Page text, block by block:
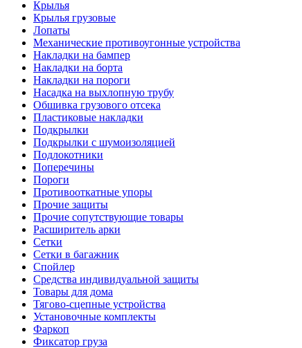
Крылья
Крылья грузовые
Лопаты
Механические противоугонные устройства
Накладки на бампер
Накладки на борта
Накладки на пороги
Насадка на выхлопную трубу
Обшивка грузового отсека
Пластиковые накладки
Подкрылки
Подкрылки с шумоизоляцией
Подлокотники
Поперечины
Пороги
Противооткатные упоры
Прочие защиты
Прочие сопутствующие товары
Расширитель арки
Сетки
Сетки в багажник
Спойлер
Средства индивидуальной защиты
Товары для дома
Тягово-сцепные устройства
Установочные комплекты
Фаркоп
Фиксатор груза